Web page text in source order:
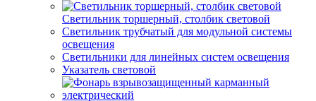
Светильник торшерный, столбик световой
Светильник трубчатый для модульной системы
освещения
Светильники для линейных систем освещения
Указатель световой